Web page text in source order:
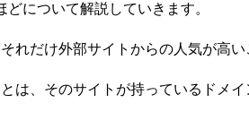
について解説していきます。
れだけ外部サイトからの人気が高
は、そのサイトが持っているドメ